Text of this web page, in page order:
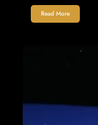
Read More